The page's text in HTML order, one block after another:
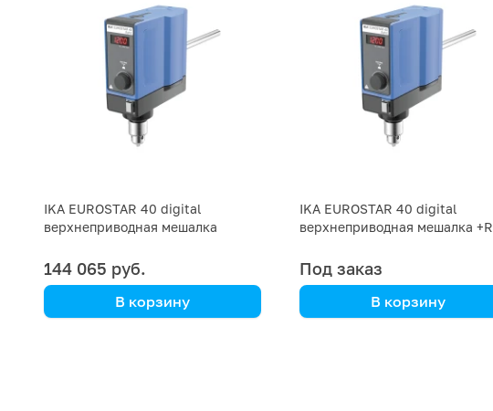
IKA EUROSTAR 40 digital
верхнеприводная мешалка
144 065 руб.
В корзину
IKA EUROSTAR 40 digital
верхнеприводная мешалка +R
Под заказ
В корзину